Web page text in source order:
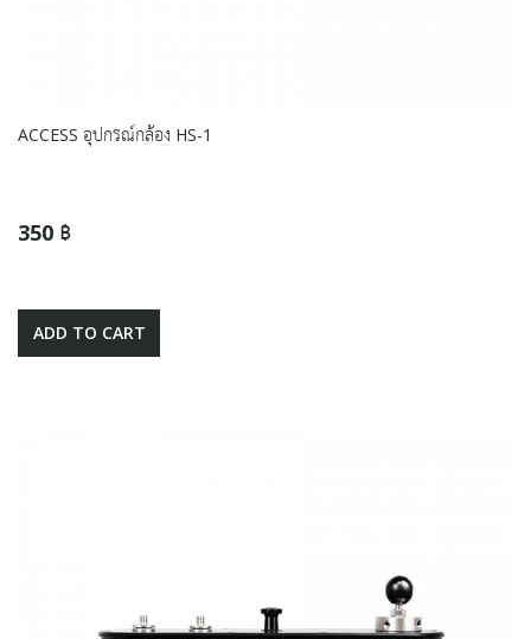
ACCESS อุปกรณ์กล้อง HS-1
350 ฿
ADD TO CART